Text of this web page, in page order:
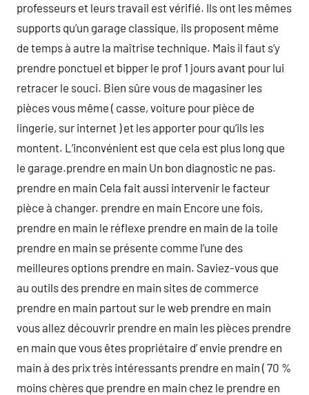
professeurs et leurs travail est vérifié. Ils ont les mêmes
supports qu’un garage classique, ils proposent même
de temps à autre la maîtrise technique. Mais il faut s’y
prendre ponctuel et bipper le prof 1 jours avant pour lui
retracer le souci. Bien sûre vous de magasiner les
pièces vous même ( casse, voiture pour pièce de
lingerie, sur internet ) et les apporter pour qu’ils les
montent. L’inconvénient est que cela est plus long que
le garage.prendre en main Un bon diagnostic ne pas.
prendre en main Cela fait aussi intervenir le facteur
pièce à changer. prendre en main Encore une fois,
prendre en main le réflexe prendre en main de la toile
prendre en main se présente comme l’une des
meilleures options prendre en main. Saviez-vous que
au outils des prendre en main sites de commerce
prendre en main partout sur le web prendre en main
vous allez découvrir prendre en main les pièces prendre
en main que vous êtes propriétaire d’ envie prendre en
main à des prix très intéressants prendre en main ( 70 %
moins chères que prendre en main chez le prendre en